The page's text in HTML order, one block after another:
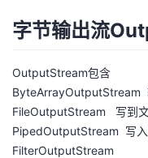
字节输出流
OutputStream包含
ByteArrayOutputStream
FileOutputStream 写到
PipedOutputStream 写
FilterOutputStream